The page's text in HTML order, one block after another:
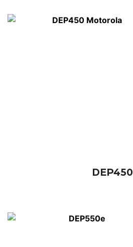
DEP450